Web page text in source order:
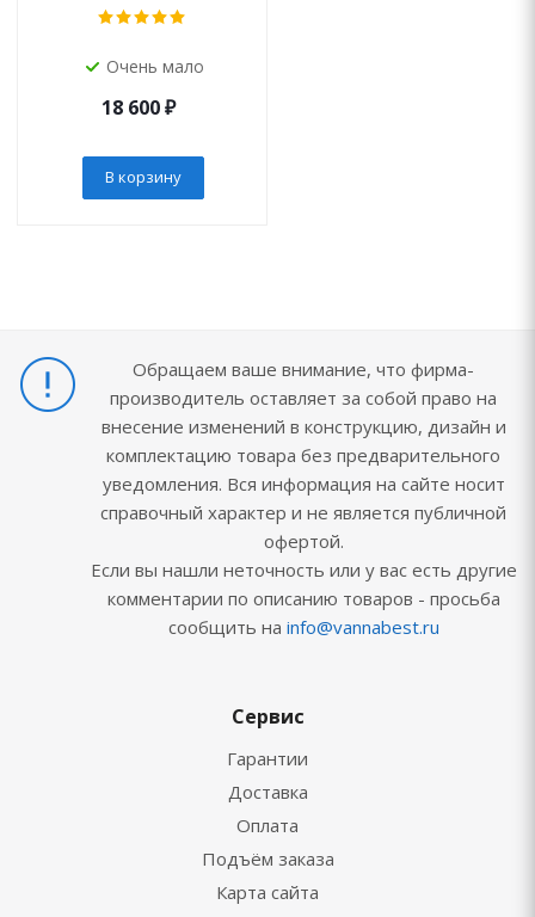
Очень мало
18 600₽
В корзину
Обращаем ваше внимание, что фирма-
производитель оставляет за собой право на
внесение изменений в конструкцию, дизайн и
комплектацию товара без предварительного
уведомления. Вся информация на сайте носит
справочный характер и не является публичной
офертой.
Если вы нашли неточность или у вас есть другие
комментарии по описанию товаров - просьба
сообщить на info@vannabest.ru
Сервис
Гарантии
Доставка
Оплата
Подъём заказа
Карта сайта